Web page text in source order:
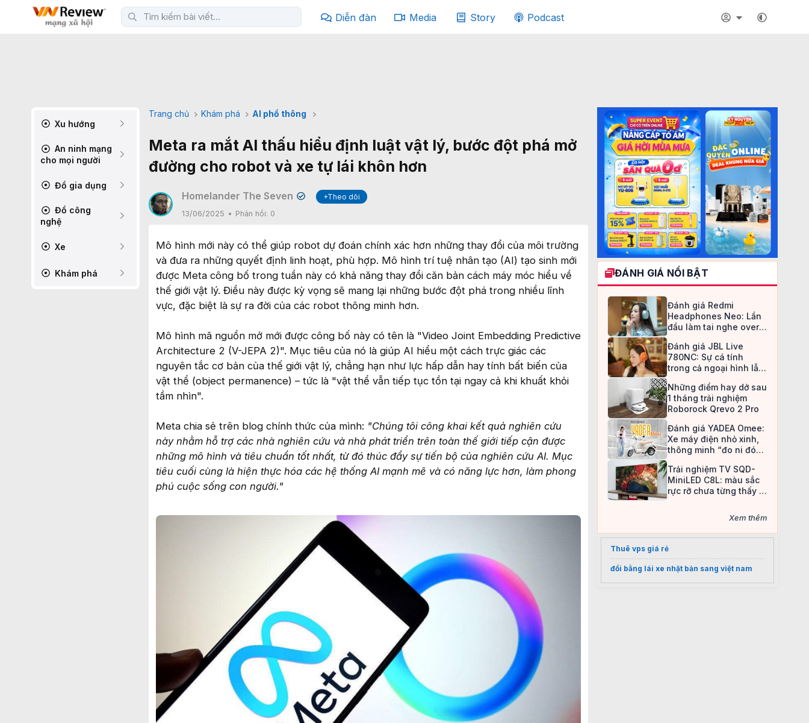
Diễn đàn Media Story Podcast
Xu hướng
An ninh mạng
cho mọi người
Đồ gia dụng
Đồ công
nghệ
Xe
Khám phá
Trang chủ Khám phá AI phổ thông
Meta ra mắt AI thấu hiểu định luật vật lý, bước đột phá mở
đường cho robot và xe tự lái khôn hơn
Homelander The Seven ✔
+Theo dõi
13/06/2025
Phản hồi: 0
Mô hình mới này có thể giúp robot dự đoán chính xác hơn những thay đổi của môi trường
và đưa ra những quyết định linh hoạt, phù hợp. Mô hình trí tuệ nhân tạo (AI) tạo sinh mới
được Meta công bố trong tuần này có khả năng thay đổi căn bản cách máy móc hiểu về
thế giới vật lý. Điều này được kỳ vọng sẽ mang lại những bước đột phá trong nhiều lĩnh
vực, đặc biệt là sự ra đời của các robot thông minh hơn.
Mô hình mã nguồn mở mới được công bố này có tên là "Video Joint Embedding Predictive
Architecture 2 (V-JEPA 2)". Mục tiêu của nó là giúp AI hiểu một cách trực giác các
nguyên tắc cơ bản của thế giới vật lý, chẳng hạn như lực hấp dẫn hay tính bất biến của
vật thể (object permanence) – tức là "vật thể vẫn tiếp tục tồn tại ngay cả khi khuất khỏi
tầm nhìn".
Meta chia sẻ trên blog chính thức của mình: "Chúng tôi công khai kết quả nghiên cứu
này nhằm hỗ trợ các nhà nghiên cứu và nhà phát triển trên toàn thế giới tiếp cận được
những mô hình và tiêu chuẩn tốt nhất, từ đó thúc đẩy sự tiến bộ của nghiên cứu AI. Mục
tiêu cuối cùng là hiện thực hóa các hệ thống AI mạnh mẽ và có năng lực hơn, làm phong
phú cuộc sống con người."
ĐÁNH GIÁ NỔI BẬT
Đánh giá Redmi
Headphones Neo: Lần
đầu làm tai nghe over-
an toàn
Đánh giá JBL Live
780NC: Sự cá tính
trong cả ngoại hình lẫn
Những điểm hay dở sau
1 tháng trải nghiệm
Roborock Qrevo 2 Pro
Đánh giá YADEA Omee:
Xe máy điện nhỏ xinh,
thông minh “đo ni đóng
Trải nghiệm TV SQD-
MiniLED C8L: màu sắc
rực rỡ chưa từng thấy ở
Xem thêm
Thuê vps giá rẻ
đổi bằng lái xe nhật bản sang việt nam